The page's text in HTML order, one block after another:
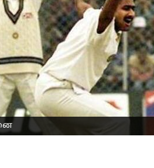
10
லேக்கர் மட்டுமே
நடந்த இரண்டு
உள்ள அருண்